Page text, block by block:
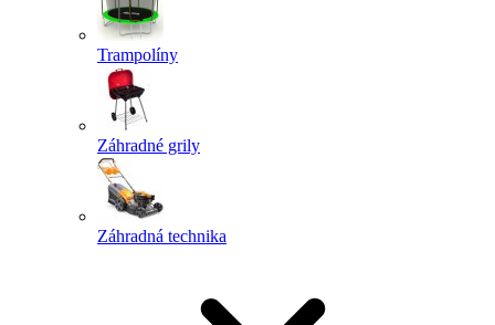
Trampolíny
Záhradné grily
Záhradná technika